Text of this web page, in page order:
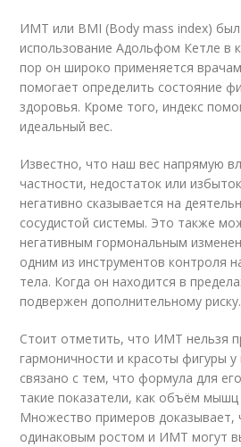
ИМТ или BMI (Body mass index)
использование Адольфом Кетле в
пор он широко применяется
помогает определить состояние
здоровья. Кроме того, индекс
идеальный вес.
Известно, что наш вес напрямую
частности, недостаток или
негативно сказывается на
сосудистой системы. Это также
негативным гормональным
одним из инструментов контроля
тела. Когда он находится в
подвержен дополнительному риску.
Стоит отметить, что ИМТ нельзя
гармоничности и красоты фигуры
связано с тем, что формула для
такие показатели, как объём мышц
Множество примеров доказывает,
одинаковым ростом и ИМТ могут